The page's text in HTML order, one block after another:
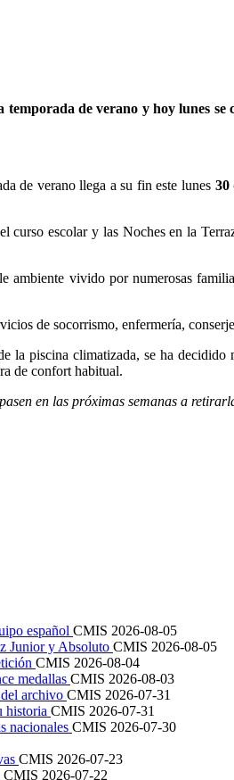
de verano y hoy lunes
de verano llega a su fin este lunes 30
escolar y las Noches en la
vivido por numerosas
de socorrismo, enfermería,
piscina climatizada, se ha
de confort habitual.
en las próximas semanas a
español CMIS 2026-08-05
Junior y Absoluto CMIS 2026-08-05
CMIS 2026-08-04
medallas CMIS 2026-08-03
archivo CMIS 2026-07-31
historia CMIS 2026-07-31
nacionales CMIS 2026-07-30
CMIS 2026-07-23
CMIS 2026-07-22